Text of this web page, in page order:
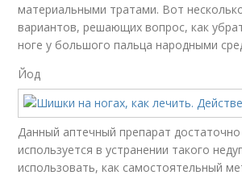
материальными тратами. Вот
вариантов, решающих вопрос, как
ноге у большого пальца народными
Йод
Данный аптечный препарат
используется в устранении такого
использовать, как самостоятельный